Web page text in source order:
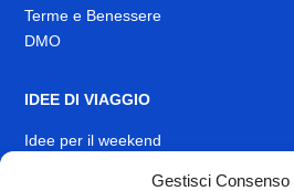
Gestisci Consenso
Terme e Benessere
DMO
IDEE DI VIAGGIO
Idee per il weekend